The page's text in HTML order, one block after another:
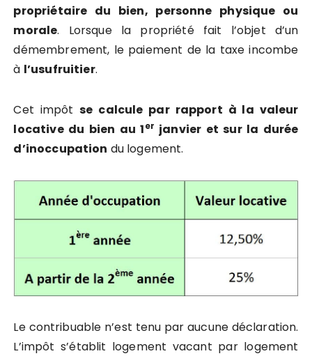
propriétaire du bien, personne physique ou
morale. Lorsque la propriété fait l’objet d’un
démembrement, le paiement de la taxe incombe
à l’usufruitier.
Cet impôtse calcule par rapport à la valeur
locative du bien au 1er janvier et sur la durée
d’inoccupation du logement.
Le contribuable n’est tenu par aucune déclaration.
L’impôt s’établit logement vacant par logement